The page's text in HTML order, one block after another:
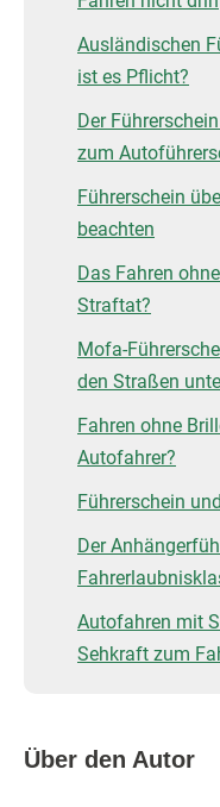
Ausländischen
ist es Pflicht?
Der
zum
Führerschein
beachten
Das Fahren
Straftat?
Mofa-
den Straßen
Fahren ohne
Autofahrer?
Führerschein
Der
Autofahren mit
Sehkraft zum
Über den Autor